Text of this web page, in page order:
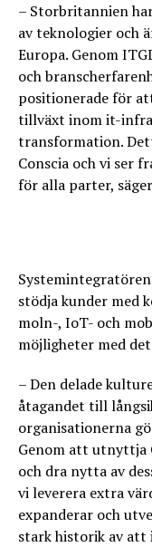
– Storbritannien
av teknologier och
Europa. Genom
och
positionerade för
tillväxt inom it-
transformation.
Conscia och vi ser
för alla parter,
stödja kunder med
moln-, IoT- och
möjligheter med
– Den delade
åtagandet till
organisationerna
Genom att utnyttja
och dra nytta av
vi leverera extra
expanderar och
stark historik av att